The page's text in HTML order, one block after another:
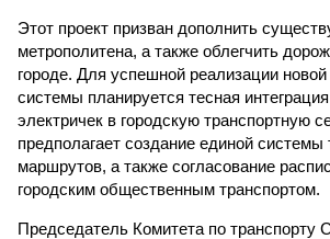
Этот проект призван дополнить
метрополитена, а также облегчить
городе. Для успешной реализации новой
системы планируется тесная
электричек в городскую транспортную
предполагает создание единой
маршрутов, а также согласование
городским общественным транспортом.
Председатель Комитета по транспорту